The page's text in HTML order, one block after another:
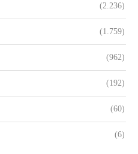
(2.236)
(1.759)
(962)
(192)
(60)
(6)